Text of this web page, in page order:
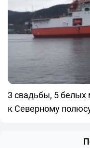
3 свадьбы, 5 белых
к Северному